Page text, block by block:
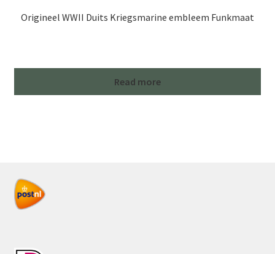
Origineel WWII Duits Kriegsmarine embleem Funkmaat
Read more